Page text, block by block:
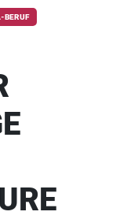
BERUF